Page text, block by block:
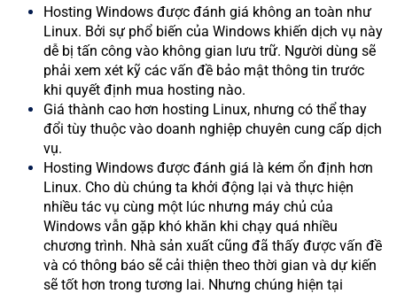
Hosting Windows được đánh giá không an toàn như
Linux. Bởi sự phổ biến của Windows khiến dịch vụ này
dễ bị tấn công vào không gian lưu trữ. Người dùng sẽ
phải xem xét kỹ các vấn đề bảo mật thông tin trước
khi quyết định mua hosting nào.
Giá thành cao hơn hosting Linux, nhưng có thể thay
đổi tùy thuộc vào doanh nghiệp chuyên cung cấp dịch
vụ.
Hosting Windows được đánh giá là kém ổn định hơn
Linux. Cho dù chúng ta khởi động lại và thực hiện
nhiều tác vụ cùng một lúc nhưng máy chủ của
Windows vẫn gặp khó khăn khi chạy quá nhiều
chương trình. Nhà sản xuất cũng đã thấy được vấn đề
và có thông báo sẽ cải thiện theo thời gian và dự kiến
sẽ tốt hơn trong tương lai. Nhưng chúng hiện tại